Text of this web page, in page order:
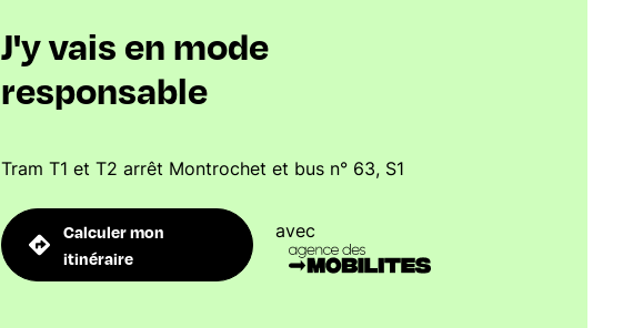
J'y vais en mode
responsable
Tram T1 et T2 arrêt Montrochet et bus n° 63, S1
Calculer mon
itinéraire
avec